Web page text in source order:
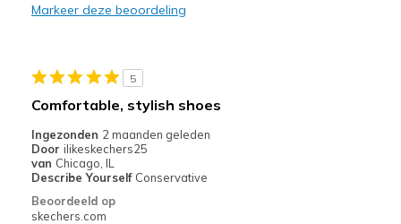
Special Occasions
Sizing
Feels true to size
View On Shoes
I'm Really Into Shoes
Markeer deze beoordeling
5
Comfortable, stylish shoes
Ingezonden 2 maanden geleden
Door ilikeskechers25
van Chicago, IL
Describe Yourself Conservative
Beoordeeld op
skechers.com